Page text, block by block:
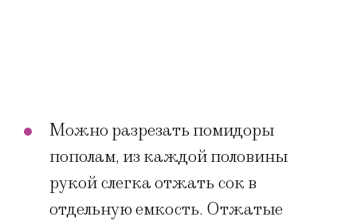
Можно разрезать помидоры
пополам, из каждой половины
рукой слегка отжать сок в
отдельную емкость. Отжатые